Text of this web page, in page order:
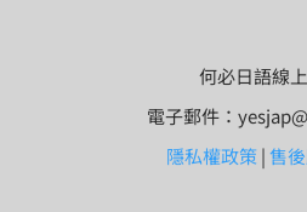
何必日語線
電子郵件：
隱私權政策|售